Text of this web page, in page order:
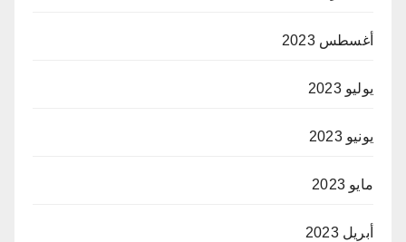
أغسطس 2023
يوليو 2023
يونيو 2023
مايو 2023
أبريل 2023